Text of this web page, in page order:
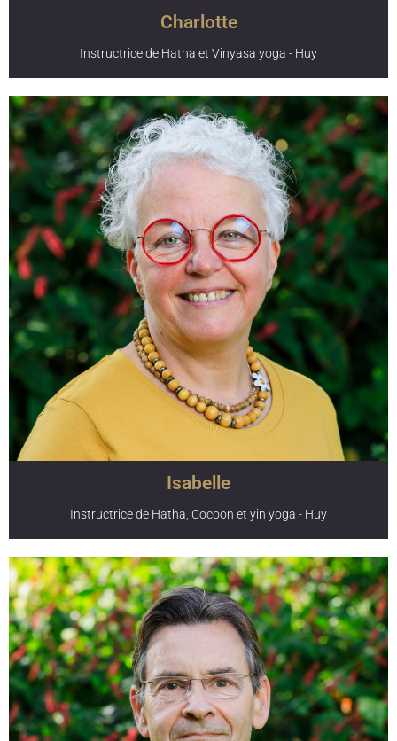
Charlotte
Instructrice de Hatha et Vinyasa yoga - Huy
Charlotte a longtemps pratiqué la gymnastique avant de
se tourner vers le yoga qu’elle pratique auprès de Karma
Chookela depuis plusieurs années. Fraîchement diplômée
RYT©200 de la formation de Karma Yoga, C’est avec
simplicité et précision qu’elle vous guidera lors de séances
de Hatha yoga au studio Paramita de Huy.
Isabelle
Instructrice de Hatha, Cocoon et yin yoga - Huy
Isabelle est une élève de la première heure de Karma
Chookela, il y a une dizaine d'années. Également
massothérapeute et formatrice, l’humain et la